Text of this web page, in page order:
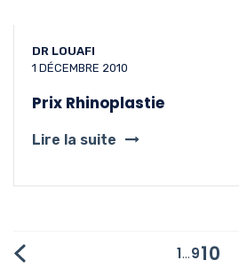
DR LOUAFI
1 DÉCEMBRE 2010
Prix Rhinoplastie
Lire la suite
1…910